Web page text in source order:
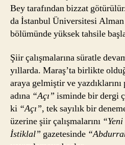
Bey tarafından bizzat
da İstanbul Üniversitesi
bölümünde yüksek tahsile
Şiir çalışmalarına süratle
yıllarda. Maraş’ta birlikte
araya gelmiştir ve
adına “Açı” isminde bir dergi
ki “Açı”, tek sayılık bir
üzerine şiir çalışmalarını “Yeni
İstiklal” gazetesinde